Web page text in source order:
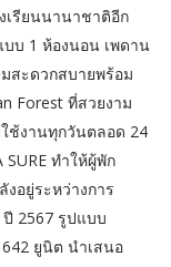
เรียนนานาชาติอีก
บ 1 ห้องนอน เพดาน
สะดวกสบายพร้อม
Forest ที่สวยงาม
ช้งานทุกวันตลอด 24
ทำให้ผู้พัก
อยู่ระหว่างการ
2567 รูปแบบ
ยูนิต นำเสนอ